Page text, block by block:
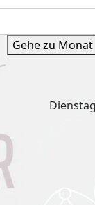
Gehe zu Monat